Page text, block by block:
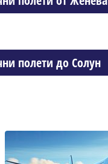
полети до Солун